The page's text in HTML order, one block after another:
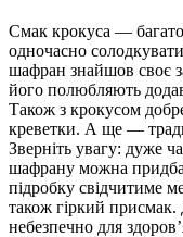
Смак крокуса —
одночасно
шафран знайшов своє
його полюбляють
Також з крокусом
креветки. А ще —
Зверніть увагу: дуже
шафрану можна
підробку свідчитиме
також гіркий
небезпечно для